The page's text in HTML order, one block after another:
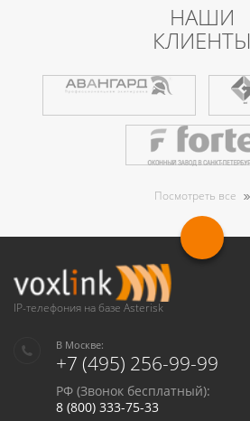
НАШИ
КЛИЕНТЫ
Посмотреть все
IP-телефония на базе Asterisk
В Москве:
+7 (495) 256-99-99
РФ (Звонок бесплатный):
8 (800) 333-75-33